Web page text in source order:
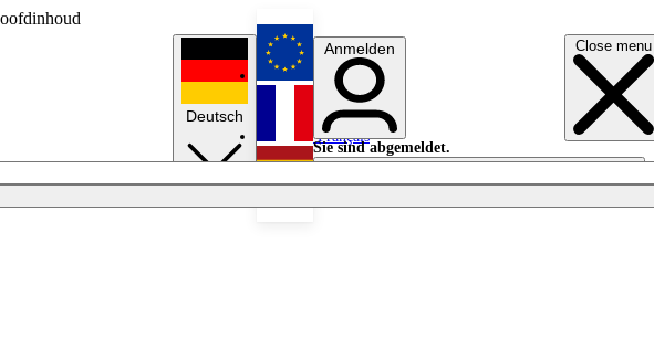
Close menu
Deutsch
English
Français
Anmelden
Sie sind abgemeldet.
Anmelden
Licht aus